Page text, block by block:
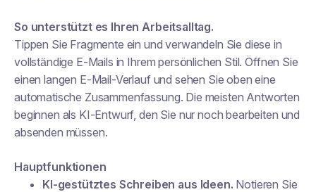
So unterstützt es Ihren Arbeitsalltag.
Tippen Sie Fragmente ein und verwandeln Sie diese in
vollständige E-Mails in Ihrem persönlichen Stil. Öffnen Sie
einen langen E-Mail-Verlauf und sehen Sie oben eine
automatische Zusammenfassung. Die meisten Antworten
beginnen als KI-Entwurf, den Sie nur noch bearbeiten und
absenden müssen.
Hauptfunktionen
KI-gestütztes Schreiben aus Ideen. Notieren Sie